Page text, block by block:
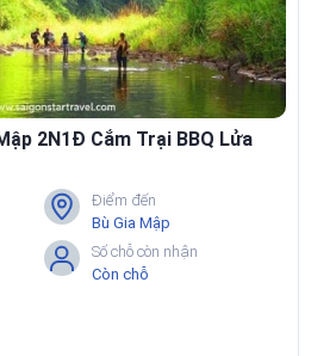
2N1Đ Cắm Trại BBQ Lửa
Điểm đến
Bù Gia Mập
Số chỗ còn nhận
Còn chỗ